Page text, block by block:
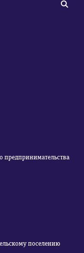
предпринимательства
поселению